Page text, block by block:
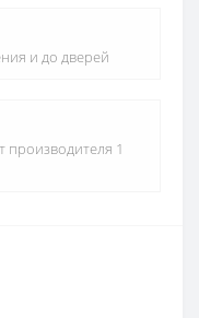
и до дверей
производителя 1